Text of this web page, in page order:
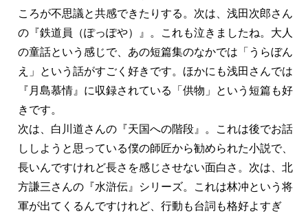
ころが不思議と共感できたりする。次は、浅田次郎さん
の『鉄道員（ぽっぽや）』。これも泣きましたね。大人
の童話という感じで、あの短篇集のなかでは「うらぼん
え」という話がすごく好きです。ほかにも浅田さんでは
『月島慕情』に収録されている「供物」という短篇も好
きです。
次は、白川道さんの『天国への階段』。これは後でお話
ししようと思っている僕の師匠から勧められた小説で、
長いんですけれど長さを感じさせない面白さ。次は、北
方謙三さんの『水滸伝』シリーズ。これは林冲という将
軍が出てくるんですけれど、行動も台詞も格好よすぎ